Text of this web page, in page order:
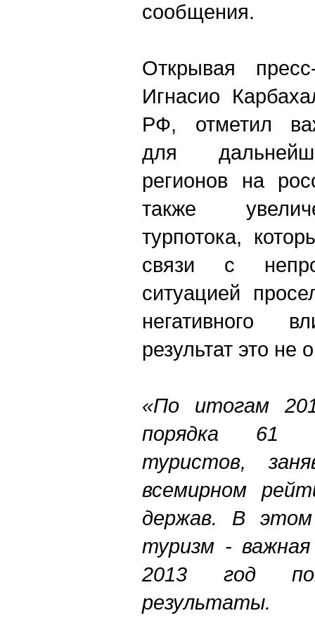
сообщения.
Открывая
Игнасио
РФ, отметил
для
регионов на
также
турпотока,
связи с
ситуацией
негативного
результат это не
«По итогам
порядка 61
туристов,
всемирном
держав. В этом
туризм -
2013 год
результаты.